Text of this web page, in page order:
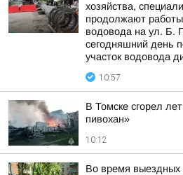
хозяйства,
продолжают работы
водовода на ул. Б.
сегодняшний день
участок водовода
10:57
В Томске сгорел
пивохан»
10:12
Во время выездных